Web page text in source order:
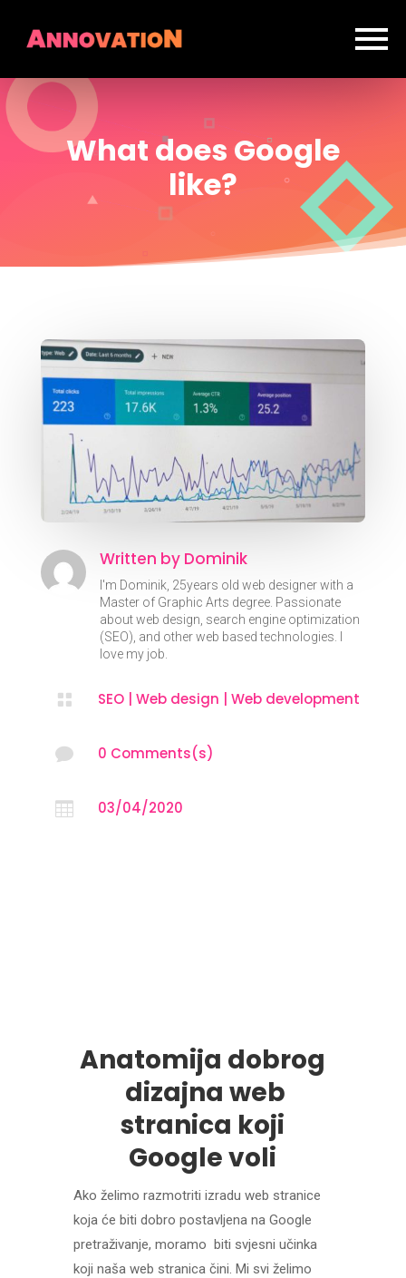
What does Google
like?
Written by Dominik
I'm Dominik, 25years old web designer with a
Master of Graphic Arts degree. Passionate
about web design, search engine optimization
(SEO), and other web based technologies. I
love my job.
 SEO| Web design Web development
 0 Comments(s)
 03/04/2020
Anatomija dobrog
dizajna web
stranica koji
Google voli
Ako želimo razmotriti izradu web stranice
koja će biti dobro postavljena na Google
pretraživanje, moramo biti svjesni učinka
koji naša web stranica čini. Mi svi želimo